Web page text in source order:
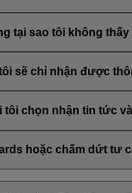
tùy chọn đăng ký các
tại sao tôi không
một số mã số hội viên
nhật đăng ký email của
sẽ chỉ nhận được
bao gồm các chương
chọn nhận tin tức
nhận được các bản tin
hoặc chấm dứt tư